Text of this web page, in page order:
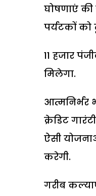
घोषणाएं
पर्यटकों को
11 हजार
मिलेगा.
आत्मनिर्भर
क्रेडिट
ऐसी
करेगी.
गरीब